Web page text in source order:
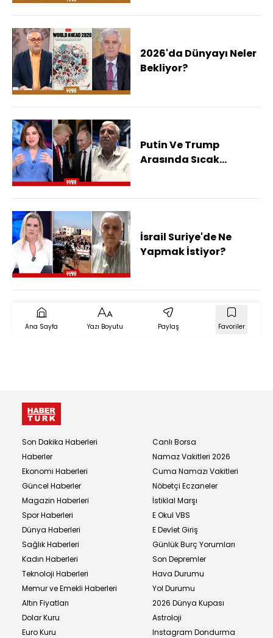
2026'da Dünyayı Neler
Bekliyor?
Putin Ve Trump
Arasında Sıcak
İsrail Suriye'de Ne
Yapmak İstiyor?
Ana Sayfa Yazı Boyutu Paylaş Favoriler
Son Dakika Haberleri
Haberler
Ekonomi Haberleri
Güncel Haberler
Magazin Haberleri
Spor Haberleri
Dünya Haberleri
Sağlık Haberleri
Kadın Haberleri
Teknoloji Haberleri
Memur ve Emekli Haberleri
Altın Fiyatları
Dolar Kuru
Euro Kuru
Canlı Borsa
Namaz Vakitleri 2026
Cuma Namazı Vakitleri
Nöbetçi Eczaneler
İstiklal Marşı
E Okul VBS
E Devlet Giriş
Günlük Burç Yorumları
Son Depremler
Hava Durumu
Yol Durumu
2026 Dünya Kupası
Astroloji
Instagram Dondurma